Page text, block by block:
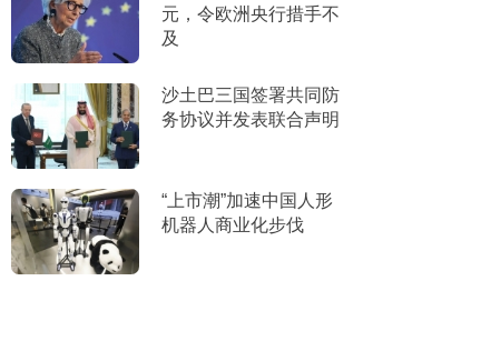
元，令欧洲央行措手不
及
沙土巴三国签署共同防
务协议并发表联合声明
“上市潮”加速中国人形
机器人商业化步伐